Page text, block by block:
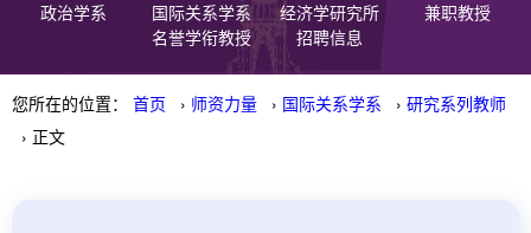
政治学系
国际关系学系 经济学研究所
兼职教授
名誉学衔教授
招聘信息
您所在的位置： 首页 › 师资力量 › 国际关系学系 › 研究系列教师
› 正文